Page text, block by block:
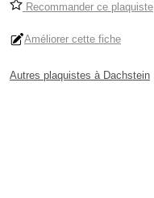
Recommander ce plaquiste
Améliorer cette fiche
Autres plaquistes à Dachstein